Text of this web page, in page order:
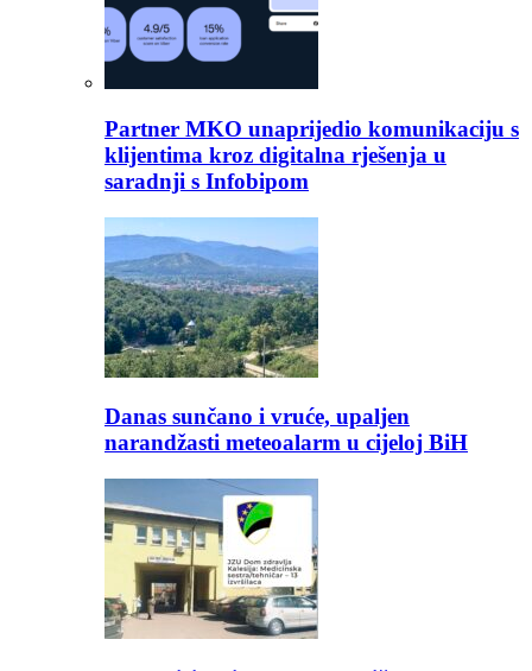
Partner MKO unaprijedio komunikaciju s
klijentima kroz digitalna rješenja u
saradnji s Infobipom
Danas sunčano i vruće, upaljen
narandžasti meteoalarm u cijeloj BiH